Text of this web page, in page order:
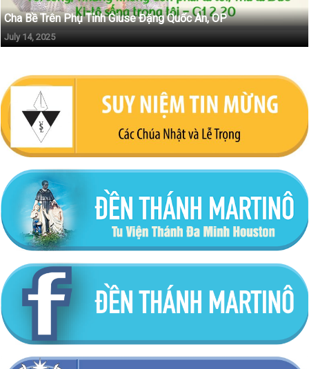
Cha Bề Trên Phụ Tỉnh Giuse Đặng Quốc An, OP
July 14, 2025